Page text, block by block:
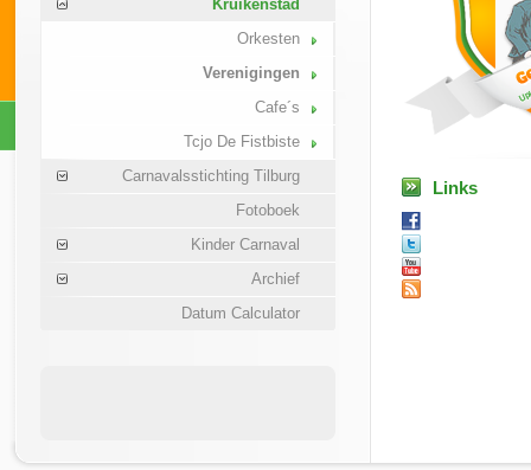
Kruikenstad
Orkesten
Verenigingen
Cafe´s
Tcjo De Fistbiste
Carnavalsstichting Tilburg
Fotoboek
Kinder Carnaval
Archief
Datum Calculator
Links